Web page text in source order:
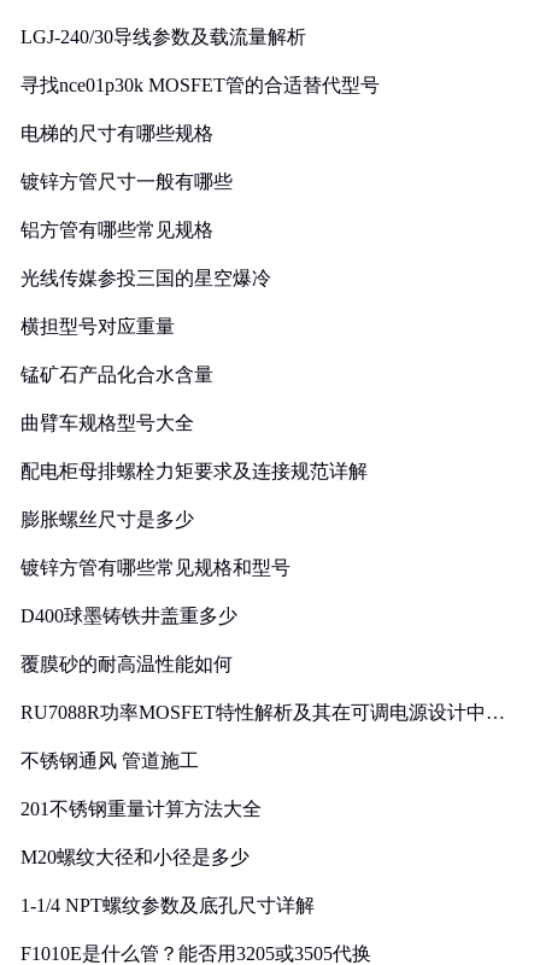
LGJ-240/30导线参数及载流量解析
寻找nce01p30k MOSFET管的合适替代型号
电梯的尺寸有哪些规格
镀锌方管尺寸一般有哪些
铝方管有哪些常见规格
光线传媒参投三国的星空爆冷
横担型号对应重量
锰矿石产品化合水含量
曲臂车规格型号大全
配电柜母排螺栓力矩要求及连接规范详解
膨胀螺丝尺寸是多少
镀锌方管有哪些常见规格和型号
D400球墨铸铁井盖重多少
覆膜砂的耐高温性能如何
RU7088R功率MOSFET特性解析及其在可调电源设计中的
不锈钢通风 管道施工
201不锈钢重量计算方法大全
M20螺纹大径和小径是多少
1-1/4 NPT螺纹参数及底孔尺寸详解
F1010E是什么管？能否用3205或3505代换